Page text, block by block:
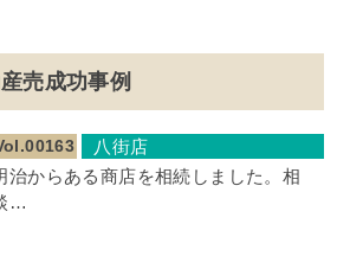
売成功事例
八街店
治からある商店を相続しました。相
…